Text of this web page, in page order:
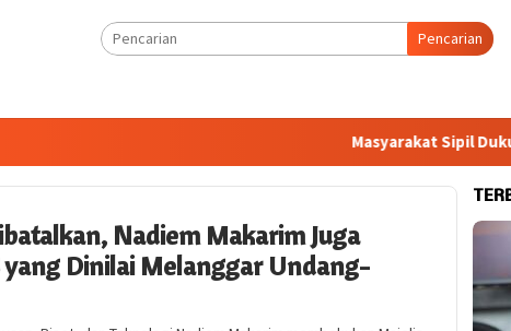
Pencarian
Masyarakat Sipil
Nadiem Makarim Juga
Dinilai Melanggar Undang-